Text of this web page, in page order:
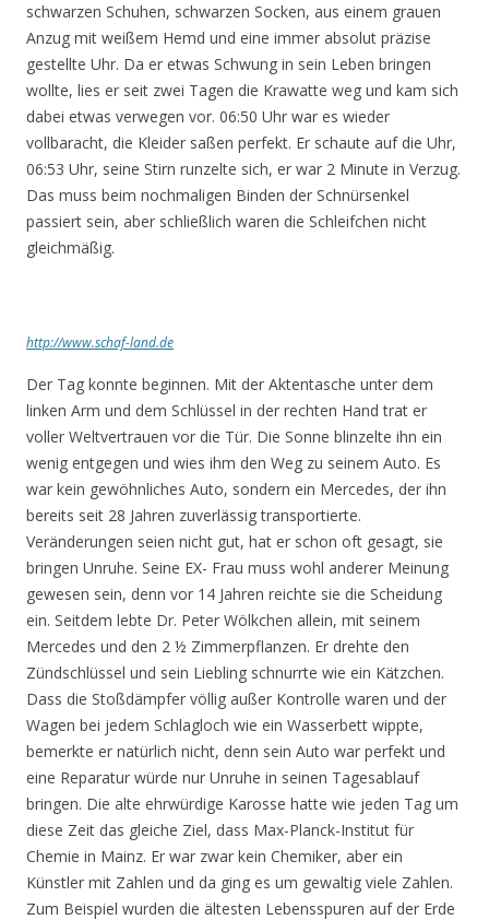
schwarzen Schuhen, schwarzen Socken, aus einem grauen
Anzug mit weißem Hemd und eine immer absolut präzise
gestellte Uhr. Da er etwas Schwung in sein Leben bringen
wollte, lies er seit zwei Tagen die Krawatte weg und kam sich
dabei etwas verwegen vor. 06:50 Uhr war es wieder
vollbaracht, die Kleider saßen perfekt. Er schaute auf die Uhr,
06:53 Uhr, seine Stirn runzelte sich, er war 2 Minute in Verzug.
Das muss beim nochmaligen Binden der Schnürsenkel
passiert sein, aber schließlich waren die Schleifchen nicht
gleichmäßig.
http://www.schaf-land.de
Der Tag konnte beginnen. Mit der Aktentasche unter dem
linken Arm und dem Schlüssel in der rechten Hand trat er
voller Weltvertrauen vor die Tür. Die Sonne blinzelte ihn ein
wenig entgegen und wies ihm den Weg zu seinem Auto. Es
war kein gewöhnliches Auto, sondern ein Mercedes, der ihn
bereits seit 28 Jahren zuverlässig transportierte.
Veränderungen seien nicht gut, hat er schon oft gesagt, sie
bringen Unruhe. Seine EX- Frau muss wohl anderer Meinung
gewesen sein, denn vor 14 Jahren reichte sie die Scheidung
ein. Seitdem lebte Dr. Peter Wölkchen allein, mit seinem
Mercedes und den 2 ½ Zimmerpflanzen. Er drehte den
Zündschlüssel und sein Liebling schnurrte wie ein Kätzchen.
Dass die Stoßdämpfer völlig außer Kontrolle waren und der
Wagen bei jedem Schlagloch wie ein Wasserbett wippte,
bemerkte er natürlich nicht, denn sein Auto war perfekt und
eine Reparatur würde nur Unruhe in seinen Tagesablauf
bringen. Die alte ehrwürdige Karosse hatte wie jeden Tag um
diese Zeit das gleiche Ziel, dass Max-Planck-Institut für
Chemie in Mainz. Er war zwar kein Chemiker, aber ein
Künstler mit Zahlen und da ging es um gewaltig viele Zahlen.
Zum Beispiel wurden die ältesten Lebensspuren auf der Erde